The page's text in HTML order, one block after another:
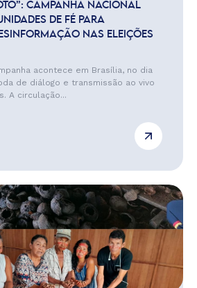
CAMPANHA NACIONAL
DE FÉ PARA
NAS ELEIÇÕES
acontece em Brasília, no dia
de diálogo e transmissão ao vivo
A circulação...